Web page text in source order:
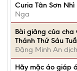
Curia Tân Sơn Nhì
Nga
Bài giảng của cha
Thánh Thứ Sáu
Đặng Minh An dịch
Hãy mặc áo giáp